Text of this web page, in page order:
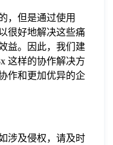
，但是通过使用
很好地解决这些痛
益。因此，我们建
这样的协作解决方
作和更加优异的企
涉及侵权，请及时